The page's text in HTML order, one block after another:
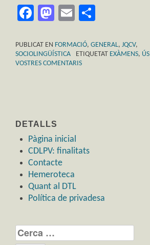
Facebook
Mastodon
Email
PUBLICAT EN FORMACIÓ, GENERAL, JQCV,
SOCIOLINGÜÍSTICA
ETIQUETAT EXÀMENS, ÚS
VOSTRES COMENTARIS
DETALLS
Pàgina inicial
CDLPV: finalitats
Contacte
Hemeroteca
Quant al DTL
Política de privadesa
Cerca: